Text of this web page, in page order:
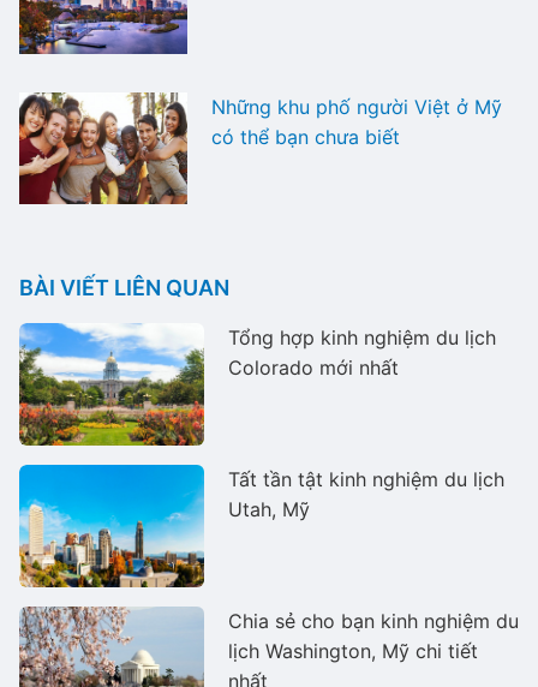
Những khu phố người Việt ở Mỹ
có thể bạn chưa biết
BÀI VIẾT LIÊN QUAN
Tổng hợp kinh nghiệm du lịch
Colorado mới nhất
Tất tần tật kinh nghiệm du lịch
Utah, Mỹ
Chia sẻ cho bạn kinh nghiệm du
lịch Washington, Mỹ chi tiết
nhất